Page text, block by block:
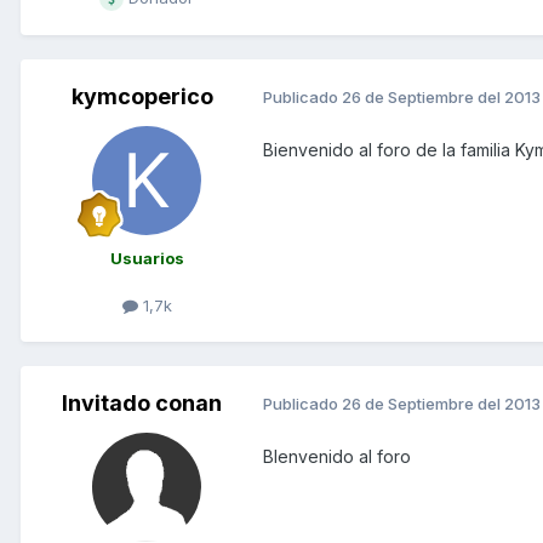
kymcoperico
Usuarios
1,7k
Publicado 26 de Septiembre del 2013
Bienvenido al foro de la familia
Invitado conan Publicado 26 de Septiembre del 2013
BIenvenido al foro